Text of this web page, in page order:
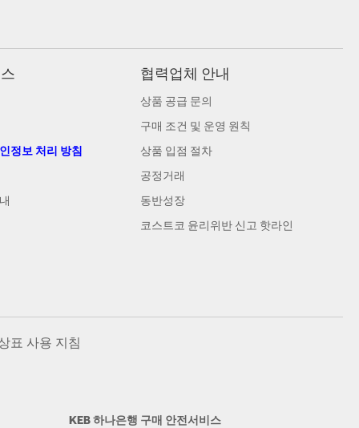
정보 처리 방침
협력업체 안내
상품 공급 문의
구매 조건 및 운영 원칙
상품 입점 절차
공정거래
동반성장
코스트코 윤리위반 신고 핫라인
표 사용 지침
KEB 하나은행 구매 안전서비스